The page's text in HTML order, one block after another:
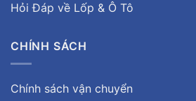
Hỏi Đáp về Lốp & Ô Tô
CHÍNH SÁCH
Chính sách vận chuyển